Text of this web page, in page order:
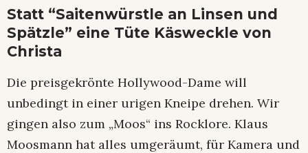
Statt “Saitenwürstle an Linsen und
Spätzle” eine Tüte Käsweckle von
Christa
Die preisgekrönte Hollywood-Dame will
unbedingt in einer urigen Kneipe drehen. Wir
gingen also zum „Moos“ ins Rocklore. Klaus
Moosmann hat alles umgeräumt, für Kamera und